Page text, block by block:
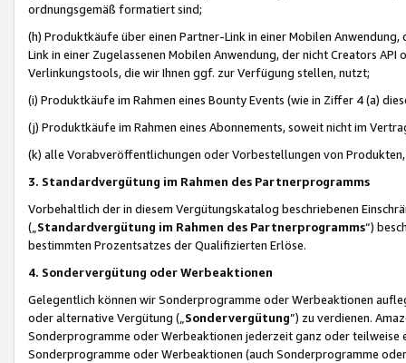
ordnungsgemäß formatiert sind;
(h) Produktkäufe über einen Partner-Link in einer Mobilen
Link in einer Zugelassenen Mobilen Anwendung, der nicht Creators
Verlinkungstools, die wir Ihnen ggf. zur Verfügung stellen, nutzt;
(i) Produktkäufe im Rahmen eines Bounty Events (wie in Ziffer 4 (a)
(j) Produktkäufe im Rahmen eines Abonnements, soweit nicht im
(k) alle Vorabveröffentlichungen oder Vorbestellungen von
3. Standardvergütung im Rahmen des Partnerprogramms
Vorbehaltlich der in diesem Vergütungskatalog beschriebenen
(„ Standardvergütung im Rahmen des Partnerprogramms“)
bestimmten Prozentsatzes der Qualifizierten Erlöse.
4. Sondervergütung oder Werbeaktionen
Gelegentlich können wir Sonderprogramme oder Werbeaktionen
oder alternative Vergütung („ Sondervergütung”) zu verdienen.
Sonderprogramme oder Werbeaktionen jederzeit ganz oder
Sonderprogramme oder Werbeaktionen (auch Sonderprogramme